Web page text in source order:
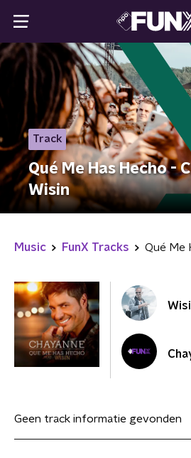
Track
Qué Me Has Hecho -
Wisin
Music FunX Tracks Qué Me
Geen track informatie gevonden